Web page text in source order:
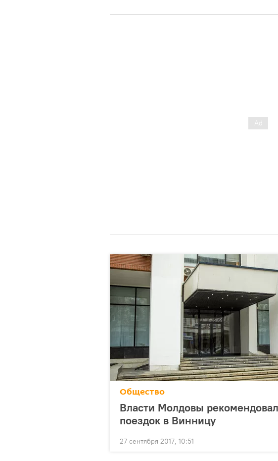
Общество
Власти Молдовы
поездок в Винницу
27 сентября 2017, 10:51